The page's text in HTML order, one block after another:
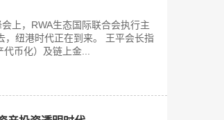
上，RWA生态国际联合会执行主
，纽港时代正在到来。 王平会长指
币化）及链上金...